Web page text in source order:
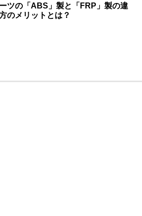
ツの「ABS」製と「FRP」製の違
のメリットとは？